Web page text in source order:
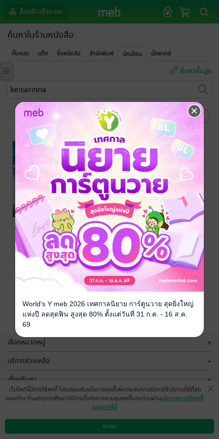
ล็อกอินเข้าระบบ
ค้นหาในร้านหนังสือ
ทั้งหมด แท็ก ชื่อหนังสือ สำนักพิมพ์ นักเขียน นักพากย์
ค้นหาขั้นสูง
หน้าที่ 1
CALL Me :
Special The
Myth
Keisarinna
นิยายวาย Boy
Love / Yaoi
No Rating
WAITING
FOR, LOVING
AROUND – รอ
จนเจอ(เธอที่รัก)
Keisarinna
นิยายวาย Boy
Love / Yaoi
No Rating
เลือกหมวดหมู่ +
บริการช่วยเหลือ +
เกี่ยวกับเรา +
กลุ่มธุรกิจในเครือ
ดาวน์โหลดแอป วิธีการใช้งาน ติดต่อเรา
เว็บไซต์นี้มีการใช้คุกกี้ โปรดยอมรับนโยบายคุกกี้เพื่อประสบการณ์การใช้บริการที่ดีที่สุด
ของท่าน ท่านสามารถศึกษาวิธีการตั้งค่าการควบคุมคุกกี้ของท่านผ่านนโยบายการใช้คุกกี้
ของเราที่นี่
ตกลง
World's Y meb 2026 เทศกาลนิยาย การ์ตูนวาย สุดยิ่งใหญ่
แห่งปี ลดสุดฟิน สูงสุด 80% ตั้งแต่วันที่ 31 ก.ค. - 16 ส.ค.
69